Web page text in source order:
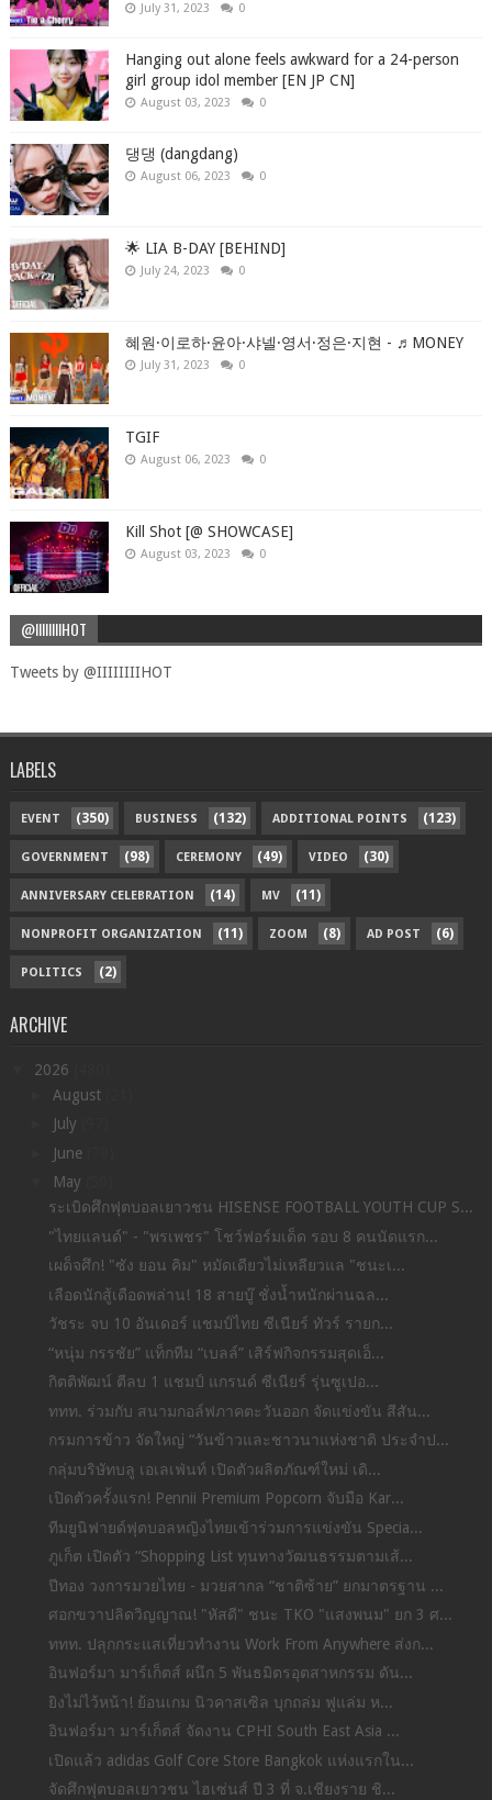
July 31, 2023 0
Hanging out alone feels awkward for a 24-person
girl group idol member [EN JP CN]
August 03, 2023 0
댕댕 (dangdang)
August 06, 2023 0
🌟 LIA B-DAY [BEHIND]
July 24, 2023 0
혜원·이로하·윤아·샤넬·영서·정은·지현 - ♬MONEY
July 31, 2023 0
TGIF
August 06, 2023 0
Kill Shot [@ SHOWCASE]
August 03, 2023 0
@IIIIIIIIHOT
Tweets by @IIIIIIIIHOT
LABELS
EVENT (350) BUSINESS (132) ADDITIONAL POINTS (123)
GOVERNMENT (98) CEREMONY (49) VIDEO (30)
ANNIVERSARY CELEBRATION (14) MV (11)
NONPROFIT ORGANIZATION (11) ZOOM (8) AD POST (6)
POLITICS (2)
ARCHIVE
2026
August
July
June
May
ระเบิดศึกฟุตบอลเยาวชน HISENSE FOOTBALL YOUTH CUP S...
"ไทยแลนด์" - "พรเพชร" โชว์ฟอร์มเด็ด รอบ 8 คนนัดแรก...
เผด็จศึก! "ซัง ยอน คิม" หมัดเดียวไม่เหลียวแล "ชนะเ...
เลือดนักสู้เดือดพล่าน! 18 สายบู๊ ชั่งน้ำหนักผ่านฉล...
วัชระ จบ 10 อันเดอร์ แชมป์ไทย ซีเนียร์ ทัวร์ รายก...
“หนุ่ม กรรชัย” แท็กทีม “เบลล์” เสิร์ฟกิจกรรมสุดเอ็...
กิตติพัฒน์ ตีลบ 1 แชมป์ แกรนด์ ซีเนียร์ รุ่นซูเปอ...
ททท. ร่วมกับ สนามกอล์ฟภาคตะวันออก จัดแข่งขัน สีสัน...
กรมการข้าว จัดใหญ่ “วันข้าวและชาวนาแห่งชาติ ประจำป...
กลุ่มบริษัทบลู เอเลเฟ่นท์ เปิดตัวผลิตภัณฑ์ใหม่ เดิ...
เปิดตัวครั้งแรก! Pennii Premium Popcorn จับมือ Kar...
ทีมยูนิฟายด์ฟุตบอลหญิงไทยเข้าร่วมการแข่งขัน Specia...
ภูเก็ต เปิดตัว “Shopping List ทุนทางวัฒนธรรมตามเส้...
ปีทอง วงการมวยไทย - มวยสากล “ชาติซ้าย” ยกมาตรฐาน ...
ศอกขวาปลิดวิญญาณ! "หัสดี" ชนะ TKO "แสงพนม" ยก 3 ศ...
ททท. ปลุกกระแสเที่ยวทำงาน Work From Anywhere ส่งก...
อินฟอร์มา มาร์เก็ตส์ ผนึก 5 พันธมิตรอุตสาหกรรม ดัน...
ยิงไม่ไว้หน้า! ย้อนเกม นิวคาสเซิล บุกถล่ม ฟูแล่ม ห...
อินฟอร์มา มาร์เก็ตส์ จัดงาน CPHI South East Asia ...
เปิดแล้ว adidas Golf Core Store Bangkok แห่งแรกใน...
จัดศึกฟุตบอลเยาวชน ไฮเซ่นส์ ปี 3 ที่ จ.เชียงราย ชิ...